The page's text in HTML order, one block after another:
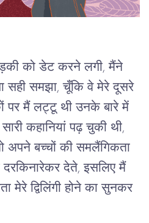
को डेट करने लगी, मैंने
सही समझा, चूँकि वे मेरे दूसरे
पर मैं लट्टू थी उनके बारे में
कहानियां पढ़ चुकी थी,
अपने बच्चों की समलैंगिकता
देते, इसलिए मैं
मेरे द्विलिंगी होने का सुनकर